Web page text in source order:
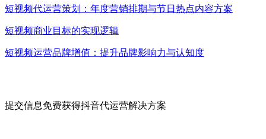
短视频代运营策划：年度营销排期与节日热点内容方案
短视频商业目标的实现逻辑
短视频运营品牌增值：提升品牌影响力与认知度
提交信息免费获得抖音代运营解决方案